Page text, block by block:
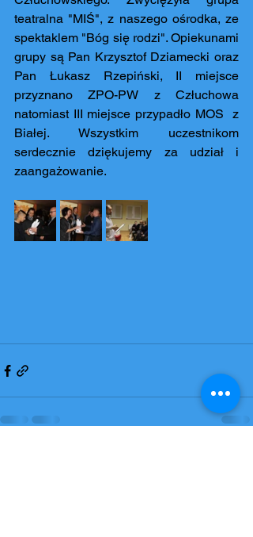
teatralna "MIŚ", z naszego ośrodka, ze
spektaklem "Bóg się rodzi". Opiekunami
grupy są Pan Krzysztof Dziamecki oraz
Pan Łukasz Rzepiński, II miejsce
przyznano ZPO-PW z Człuchowa
natomiast III miejsce przypadło MOS  z
Białej. Wszystkim uczestnikom
serdecznie dziękujemy za udział i
zaangażowanie.